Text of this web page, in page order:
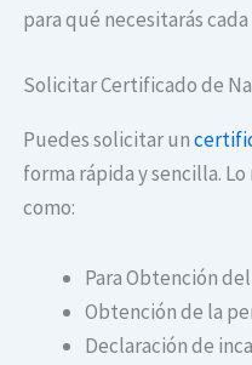
para qué necesitarás
Solicitar Certificado de
Puedes solicitar un
forma rápida y sencilla.
como:
Para Obtención
Obtención de la
Declaración de